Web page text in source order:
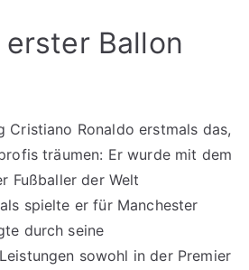
Ballon
Cristiano Ronaldo erstmals das,
träumen: Er wurde mit dem
Fußballer der Welt
spielte er für Manchester
durch seine
sowohl in der Premier